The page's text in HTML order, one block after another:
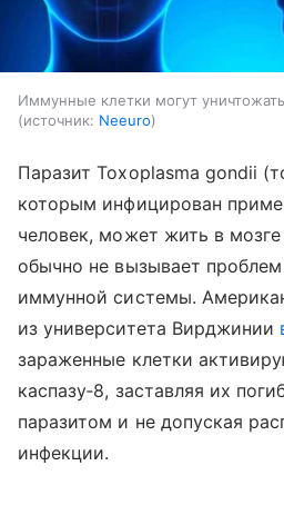
Иммунные клетки могут
источник: Neeuro
Паразит Toxoplasma gondii
которым инфицирован
человек, может жить в
обычно не вызывает
иммунной системы.
из университета Вирджинии
зараженные клетки
каспазу‑8, заставляя их
паразитом и не допуская
инфекции.